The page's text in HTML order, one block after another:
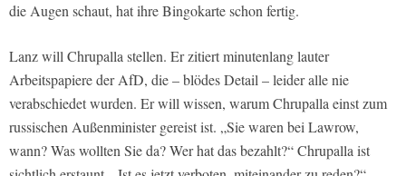
die Augen schaut, hat ihre Bingokarte schon fertig.
Lanz will Chrupalla stellen. Er zitiert minutenlang lauter
Arbeitspapiere der AfD, die – blödes Detail – leider alle nie
verabschiedet wurden. Er will wissen, warum Chrupalla einst zum
russischen Außenminister gereist ist. „Sie waren bei Lawrow,
wann? Was wollten Sie da? Wer hat das bezahlt?“ Chrupalla ist